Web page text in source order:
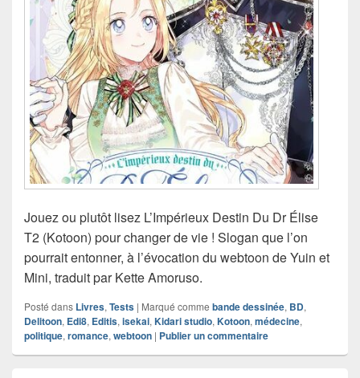
Jouez ou plutôt lisez L’Impérieux Destin Du Dr Élise
T2 (Kotoon) pour changer de vie ! Slogan que l’on
pourrait entonner, à l’évocation du webtoon de Yuin et
Mini, traduit par Kette Amoruso.
Posté dans Livres, Tests | Marqué comme bande dessinée, BD,
Delitoon, Edi8, Editis, isekai, Kidari studio, Kotoon, médecine,
politique, romance, webtoon | Publier un commentaire